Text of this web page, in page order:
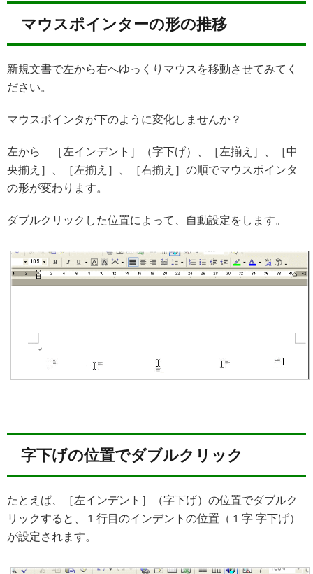
マウスポインターの形の推移
新規文書で左から右へゆっくりマウスを移動させてみてく
ださい。
マウスポインタが下のように変化しませんか？
左から ［左インデント］（字下げ）、［左揃え］、［中
央揃え］、［左揃え］、［右揃え］の順でマウスポインタ
の形が変わります。
ダブルクリックした位置によって、自動設定をします。
字下げの位置でダブルクリック
たとえば、［左インデント］（字下げ）の位置でダブルク
リックすると、１行目のインデントの位置（１字 字下げ）
が設定されます。